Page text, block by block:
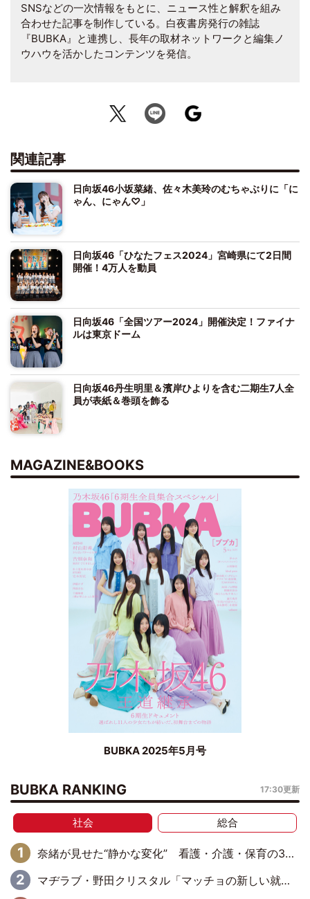
SNSなどの一次情報をもとに、ニュース性と解釈を組み
合わせた記事を制作している。白夜書房発行の雑誌
『BUBKA』と連携し、長年の取材ネットワークと編集ノ
ウハウを活かしたコンテンツを発信。
関連記事
日向坂46小坂菜緒、佐々木美玲のむちゃぶりに「に
ゃん、にゃん♡」
日向坂46「ひなたフェス2024」宮崎県にて2日間
開催！4万人を動員
日向坂46「全国ツアー2024」開催決定！ファイナ
ルは東京ドーム
日向坂46丹生明里＆濱岸ひよりを含む二期生7人全
員が表紙＆巻頭を飾る
MAGAZINE&BOOKS
BUBKA 2025年5月号
BUBKA RANKING 17:30更新
社会 総合
奈緒が見せた“静かな変化” 看護・介護・保育の3役で描く心の揺れ
マヂラブ・野田クリスタル「マッチョの新しい就職先が吉本に」ジム立ち上げのきっかけも語る